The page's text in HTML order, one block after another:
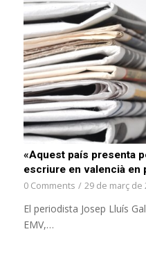
«Aquest país presenta
escriure en valencià en
0 Comments / 29 de març de
El periodista Josep Lluís
EMV,…